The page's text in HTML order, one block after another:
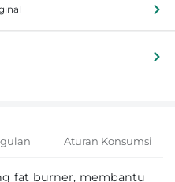
Aturan Konsumsi
fat burner, membantu